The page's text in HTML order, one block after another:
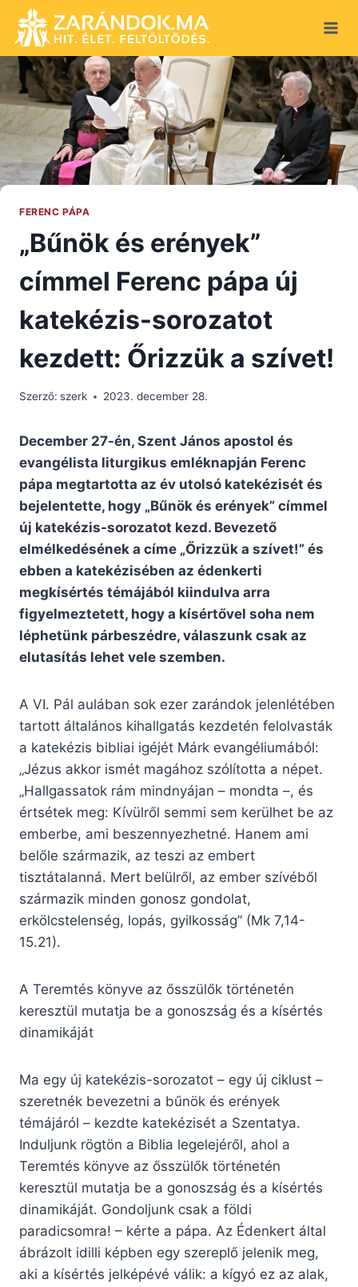
content
FERENC PÁPA
„Bűnök és erények”
címmel Ferenc pápa új
katekézis-sorozatot
kezdett: Őrizzük a szívet!
Szerző: szerk 2023. december 28.
December 27-én, Szent János apostol és
evangélista liturgikus emléknapján Ferenc
pápa megtartotta az év utolsó katekézisét és
bejelentette, hogy „Bűnök és erények” címmel
új katekézis-sorozatot kezd. Bevezető
elmélkedésének a címe „Őrizzük a szívet!” és
ebben a katekézisében az édenkerti
megkísértés témájából kiindulva arra
figyelmeztetett, hogy a kísértővel soha nem
léphetünk párbeszédre, válaszunk csak az
elutasítás lehet vele szemben.
A VI. Pál aulában sok ezer zarándok jelenlétében
tartott általános kihallgatás kezdetén felolvasták
a katekézis bibliai igéjét Márk evangéliumából:
„Jézus akkor ismét magához szólította a népet.
„Hallgassatok rám mindnyájan – mondta –, és
értsétek meg: Kívülről semmi sem kerülhet be az
emberbe, ami beszennyezhetné. Hanem ami
belőle származik, az teszi az embert
tisztátalanná. Mert belülről, az ember szívéből
származik minden gonosz gondolat,
erkölcstelenség, lopás, gyilkosság” (Mk 7,14-
15.21).
A Teremtés könyve az ősszülők történetén
keresztül mutatja be a gonoszság és a kísértés
dinamikáját
Ma egy új katekézis-sorozatot – egy új ciklust –
szeretnék bevezetni a bűnök és erények
témájáról – kezdte katekézisét a Szentatya.
Induljunk rögtön a Biblia legelejéről, ahol a
Teremtés könyve az ősszülők történetén
keresztül mutatja be a gonoszság és a kísértés
dinamikáját. Gondoljunk csak a földi
paradicsomra! – kérte a pápa. Az Édenkert által
ábrázolt idilli képben egy szereplő jelenik meg,
aki a kísértés jelképévé válik: a kígyó ez az alak,